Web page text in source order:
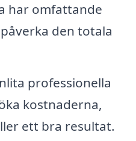
har omfattande
den totala
professionella
kostnaderna,
ett bra resultat.